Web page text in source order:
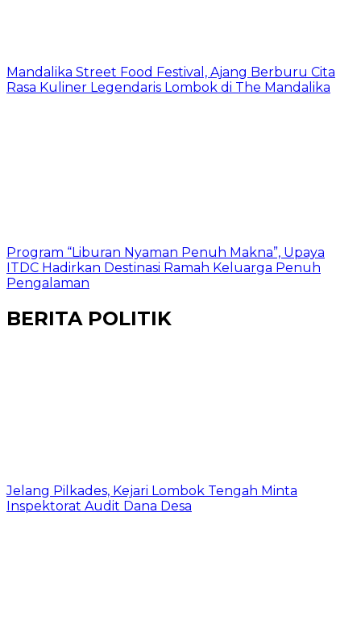
Mandalika Street Food Festival, Ajang Berburu Cita
Rasa Kuliner Legendaris Lombok di The Mandalika
Program “Liburan Nyaman Penuh Makna”, Upaya
ITDC Hadirkan Destinasi Ramah Keluarga Penuh
Pengalaman
BERITA POLITIK
Jelang Pilkades, Kejari Lombok Tengah Minta
Inspektorat Audit Dana Desa